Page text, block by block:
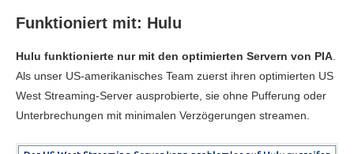
Funktioniert mit: Hulu
Hulu funktionierte nur mit den optimierten Servern von PIA
Als unser US-amerikanisches Team zuerst ihren optimierten US
West Streaming-Server ausprobierte, sie ohne Pufferung oder
Unterbrechungen mit minimalen Verzögerungen streamen.